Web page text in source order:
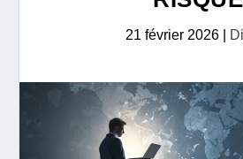
21 février 2026